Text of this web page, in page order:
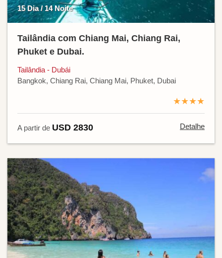
15 Dia / 14 Noite
Tailândia com Chiang Mai, Chiang Rai,
Phuket e Dubai.
Tailândia - Dubái
Bangkok, Chiang Rai, Chiang Mai, Phuket, Dubai
★★★★
A partir de USD 2830 Detalhe